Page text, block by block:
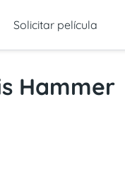
Solicitar película
Hammer